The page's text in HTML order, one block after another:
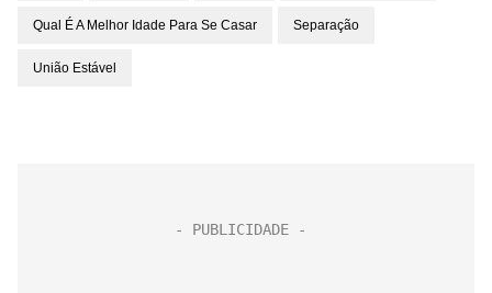
Qual É A Melhor Idade Para Se Casar Separação
União Estável